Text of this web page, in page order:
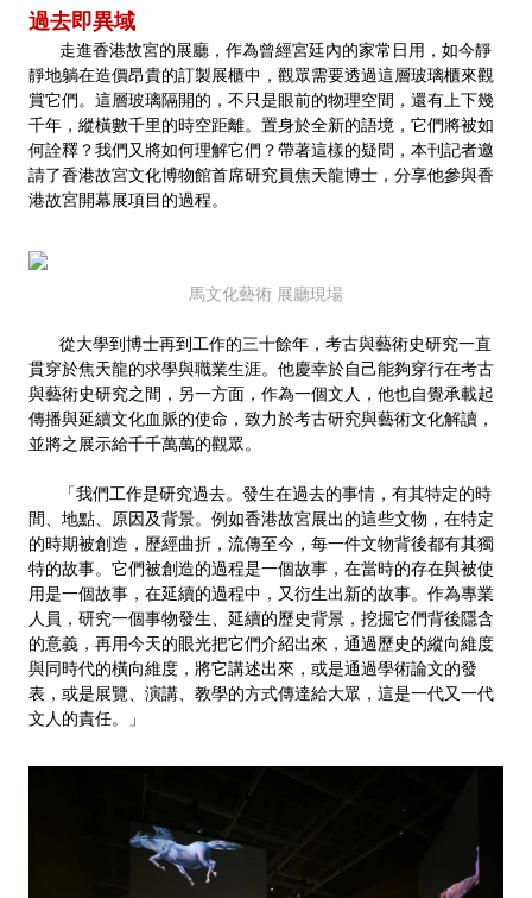
過去即異域
走進香港故宮的展廳，作為曾經宮廷內的家常日用，如今靜
靜地躺在造價昂貴的訂製展櫃中，觀眾需要透過這層玻璃櫃來觀
賞它們。這層玻璃隔開的，不只是眼前的物理空間，還有上下幾
千年，縱橫數千里的時空距離。置身於全新的語境，它們將被如
何詮釋？我們又將如何理解它們？帶著這樣的疑問，本刊記者邀
請了香港故宮文化博物館首席研究員焦天龍博士，分享他參與香
港故宮開幕展項目的過程。
馬文化藝術 展廳現場
從大學到博士再到工作的三十餘年，考古與藝術史研究一直
貫穿於焦天龍的求學與職業生涯。他慶幸於自己能夠穿行在考古
與藝術史研究之間，另一方面，作為一個文人，他也自覺承載起
傳播與延續文化血脈的使命，致力於考古研究與藝術文化解讀，
並將之展示給千千萬萬的觀眾。
「我們工作是研究過去。發生在過去的事情，有其特定的時
間、地點、原因及背景。例如香港故宮展出的這些文物，在特定
的時期被創造，歷經曲折，流傳至今，每一件文物背後都有其獨
特的故事。它們被創造的過程是一個故事，在當時的存在與被使
用是一個故事，在延續的過程中，又衍生出新的故事。作為專業
人員，研究一個事物發生、延續的歷史背景，挖掘它們背後隱含
的意義，再用今天的眼光把它們介紹出來，通過歷史的縱向維度
與同時代的橫向維度，將它講述出來，或是通過學術論文的發
表，或是展覽、演講、教學的方式傳達給大眾，這是一代又一代
文人的責任。」